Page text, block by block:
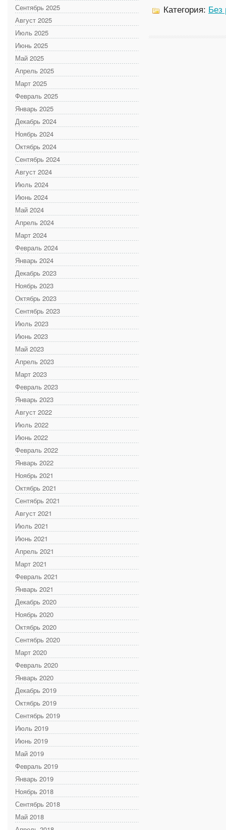
Сентябрь 2025
Август 2025
Июль 2025
Июнь 2025
Май 2025
Апрель 2025
Март 2025
Февраль 2025
Январь 2025
Декабрь 2024
Ноябрь 2024
Октябрь 2024
Сентябрь 2024
Август 2024
Июль 2024
Июнь 2024
Май 2024
Апрель 2024
Март 2024
Февраль 2024
Январь 2024
Декабрь 2023
Ноябрь 2023
Октябрь 2023
Сентябрь 2023
Июль 2023
Июнь 2023
Май 2023
Апрель 2023
Март 2023
Февраль 2023
Январь 2023
Август 2022
Июль 2022
Июнь 2022
Февраль 2022
Январь 2022
Ноябрь 2021
Октябрь 2021
Сентябрь 2021
Август 2021
Июль 2021
Июнь 2021
Апрель 2021
Март 2021
Февраль 2021
Январь 2021
Декабрь 2020
Ноябрь 2020
Октябрь 2020
Сентябрь 2020
Март 2020
Февраль 2020
Январь 2020
Декабрь 2019
Октябрь 2019
Сентябрь 2019
Июль 2019
Июнь 2019
Май 2019
Февраль 2019
Январь 2019
Ноябрь 2018
Сентябрь 2018
Май 2018
Категория: Без